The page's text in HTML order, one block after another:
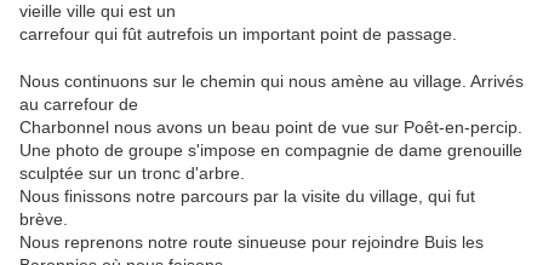
vieille ville qui est un
carrefour qui fût autrefois un important point de passage.
Nous continuons sur le chemin qui nous amène au village. Arrivés
au carrefour de
Charbonnel nous avons un beau point de vue sur Poêt-en-percip.
Une photo de groupe s'impose en compagnie de dame grenouille
sculptée sur un tronc d'arbre.
Nous finissons notre parcours par la visite du village, qui fut
brève.
Nous reprenons notre route sinueuse pour rejoindre Buis les